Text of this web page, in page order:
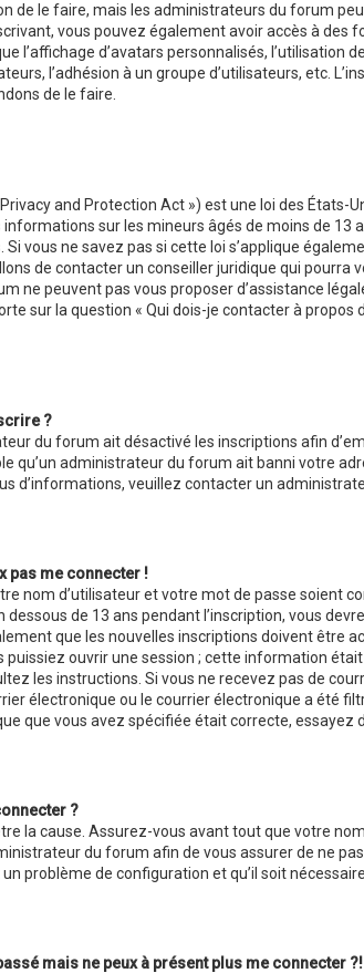
de le faire, mais les administrateurs du forum
vous pouvez également avoir accès à des
l’affichage d’avatars personnalisés, l’utilisation
l’adhésion à un groupe d’utilisateurs, etc.
de le faire.
Privacy and Protection Act ») est une loi des
sur les mineurs âgés de moins de 13
Si vous ne savez pas si cette loi s’applique
de contacter un conseiller juridique qui pourra
ne peuvent pas vous proposer d’assistance
sur la question « Qui dois-je contacter à propos
?
du forum ait désactivé les inscriptions afin
qu’un administrateur du forum ait banni votre
d’informations, veuillez contacter un
pas me connecter !
nom d’utilisateur et votre mot de passe soient
de 13 ans pendant l’inscription, vous
que les nouvelles inscriptions doivent être
ouvrir une session ; cette information
les instructions. Si vous ne recevez pas de
électronique ou le courrier électronique a été
que vous avez spécifiée était correcte,
?
la cause. Assurez-vous avant tout que votre
du forum afin de vous assurer de ne
problème de configuration et qu’il soit
mais ne peux à présent plus me connecter ?!